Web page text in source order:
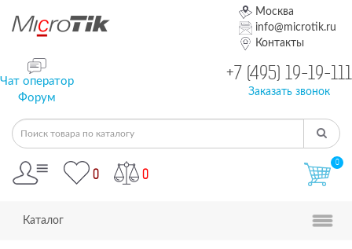
Москва
info@microtik.ru
Контакты
Чат оператор
Форум
+7 (495) 19-19-111
Заказать звонок
0 0
0
Каталог